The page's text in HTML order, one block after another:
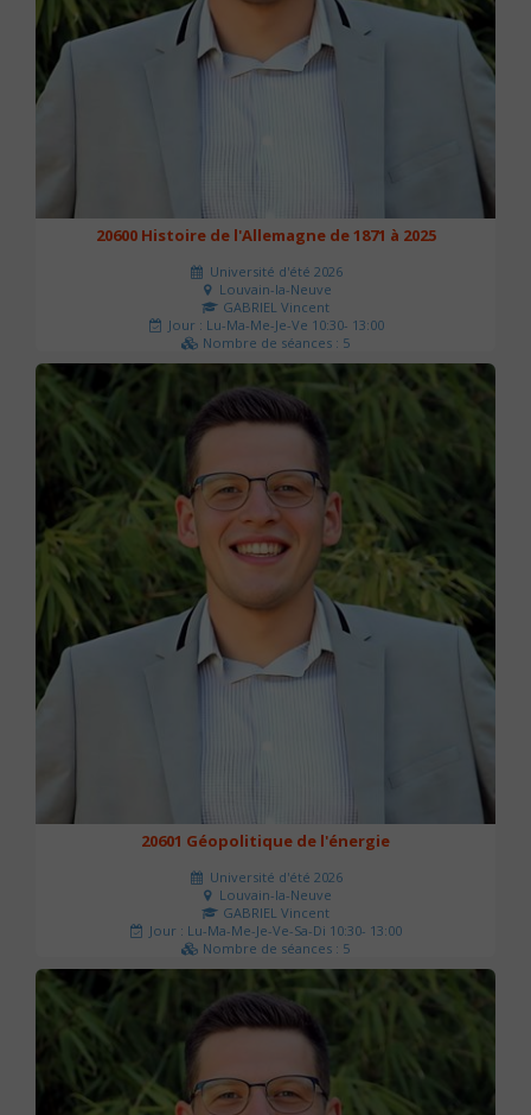
20600 Histoire de l'Allemagne de 1871 à 2025
Université d'été 2026
Louvain-la-Neuve
GABRIEL Vincent
Jour : Lu-Ma-Me-Je-Ve 10:30- 13:00
Nombre de séances : 5
120 €
20601 Géopolitique de l'énergie
Université d'été 2026
Louvain-la-Neuve
GABRIEL Vincent
Jour : Lu-Ma-Me-Je-Ve-Sa-Di 10:30- 13:00
Nombre de séances : 5
120 €